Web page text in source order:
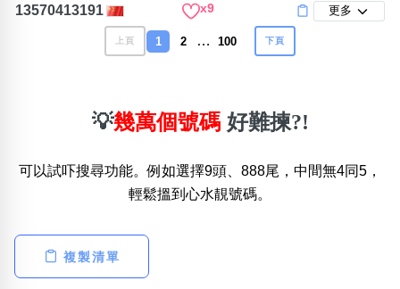
13570413191 x9 更多
上頁 1 2 … 100 下頁
💡幾萬個號碼 好難揀?!
可以試吓搜尋功能。例如選擇9頭、888尾，中間無4同5，
輕鬆搵到心水靚號碼。
複製清單